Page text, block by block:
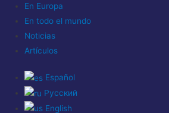
En Europa
En todo el mundo
Noticias
Artículos
Español
Русский
English